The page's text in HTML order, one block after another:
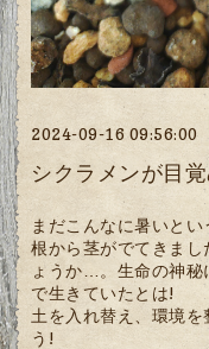
2024-09-16 09:56:00
シクラメンが目
まだこんなに暑いと
根から茎がでてきま
ょうか…。生命の神秘
で生きていたとは!
土を入れ替え、環境
う!